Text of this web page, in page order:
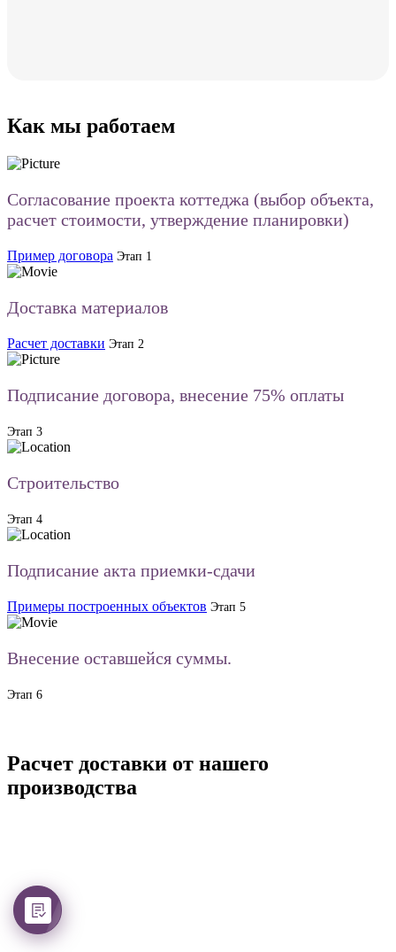
Как мы работаем
Согласование проекта коттеджа (выбор объекта,
расчет стоимости, утверждение планировки)
Пример договора Этап 1
Доставка материалов
Расчет доставки Этап 2
Подписание договора, внесение 75% оплаты
Этап 3
Строительство
Этап 4
Подписание акта приемки-сдачи
Примеры построенных объектов Этап 5
Внесение оставшейся суммы.
Этап 6
Расчет доставки от нашего
производства